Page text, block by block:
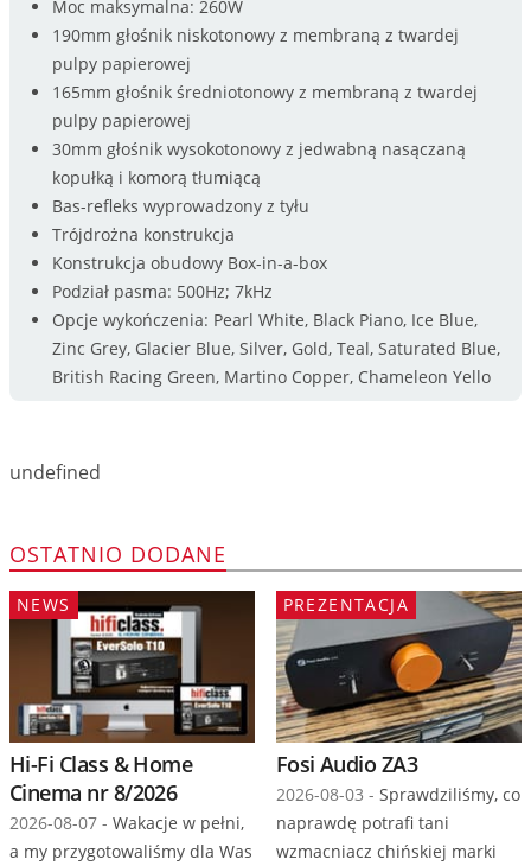
Moc maksymalna: 260W
190mm głośnik niskotonowy z membraną z twardej
pulpy papierowej
165mm głośnik średniotonowy z membraną z twardej
pulpy papierowej
30mm głośnik wysokotonowy z jedwabną nasączaną
kopułką i komorą tłumiącą
Bas-refleks wyprowadzony z tyłu
Trójdrożna konstrukcja
Konstrukcja obudowy Box-in-a-box
Podział pasma: 500Hz; 7kHz
Opcje wykończenia: Pearl White, Black Piano, Ice Blue,
Zinc Grey, Glacier Blue, Silver, Gold, Teal, Saturated Blue,
British Racing Green, Martino Copper, Chameleon Yello
undefined
OSTATNIO DODANE
Hi-Fi Class & Home
Cinema nr 8/2026
2026-08-07 - Wakacje w pełni,
a my przygotowaliśmy dla Was
NEWS
Fosi Audio ZA3
2026-08-03 - Sprawdziliśmy, co
naprawdę potrafi tani
wzmacniacz chińskiej marki
PREZENTACJA